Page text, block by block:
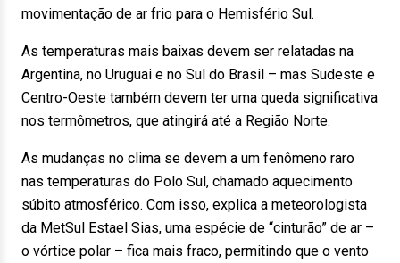
movimentação de ar frio para o Hemisfério Sul.
As temperaturas mais baixas devem ser relatadas na
Argentina, no Uruguai e no Sul do Brasil – mas Sudeste e
Centro-Oeste também devem ter uma queda significativa
nos termômetros, que atingirá até a Região Norte.
As mudanças no clima se devem a um fenômeno raro
nas temperaturas do Polo Sul, chamado aquecimento
súbito atmosférico. Com isso, explica a meteorologista
da MetSul Estael Sias, uma espécie de “cinturão” de ar –
o vórtice polar – fica mais fraco, permitindo que o vento